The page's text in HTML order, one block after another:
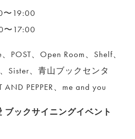
〜19:00
〜17:00
POST、Open Room、Shelf、
Sister、青山ブックセンタ
AND PEPPER、me and you
ブックサイニングイベント